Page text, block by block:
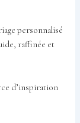
personnalisé
raffinée et
d’inspiration